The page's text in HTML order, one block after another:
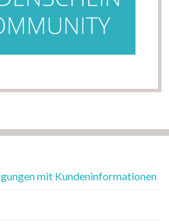
mit Kundeninformationen